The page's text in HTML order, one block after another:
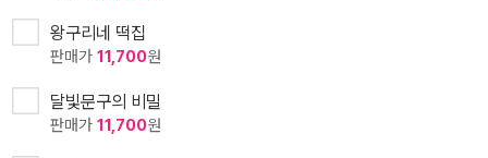
왕구리네 떡집
판매가 11,700원
달빛문구의 비밀
판매가 11,700원